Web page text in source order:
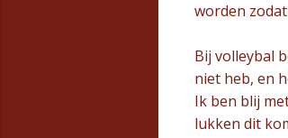
worden
Bij volleybal
niet heb, en
Ik ben blij
lukken dit